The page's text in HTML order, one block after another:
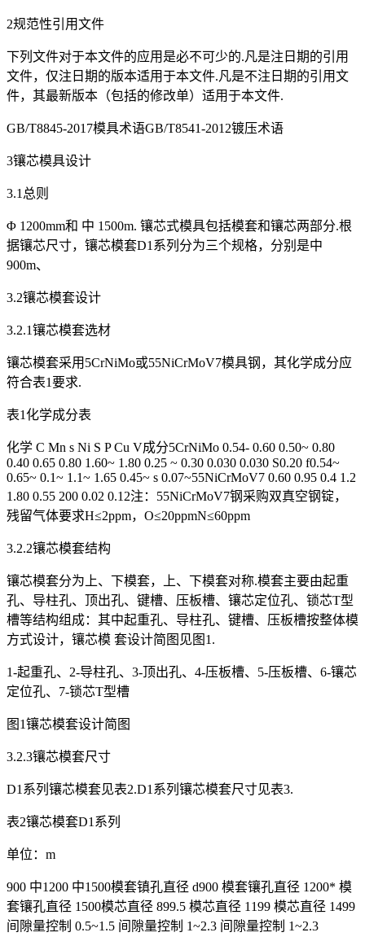
2规范性引用文件
下列文件对于本文件的应用是必不可少的.凡是注日期的引用
文件，仅注日期的版本适用于本文件.凡是不注日期的引用文
件，其最新版本（包括的修改单）适用于本文件.
GB/T8845-2017模具术语GB/T8541-2012镀压术语
3镶芯模具设计
3.1总则
Φ 1200mm和 中 1500m. 镶芯式模具包括模套和镶芯两部分.根
据镶芯尺寸，镶芯模套D1系列分为三个规格，分别是中
900m、
3.2镶芯模套设计
3.2.1镶芯模套选材
镶芯模套采用5CrNiMo或55NiCrMoV7模具钢，其化学成分应
符合表1要求.
表1化学成分表
化学 C Mn s Ni S P Cu V成分5CrNiMo 0.54- 0.60 0.50~ 0.80
0.40 0.65 0.80 1.60~ 1.80 0.25 ~ 0.30 0.030 0.030 S0.20 f0.54~
0.65~ 0.1~ 1.1~ 1.65 0.45~ s 0.07~55NiCrMoV7 0.60 0.95 0.4 1.2
1.80 0.55 200 0.02 0.12注：55NiCrMoV7钢采购双真空钢锭，
残留气体要求H≤2ppm，O≤20ppmN≤60ppm
3.2.2镶芯模套结构
镶芯模套分为上、下模套，上、下模套对称.模套主要由起重
孔、导柱孔、顶出孔、键槽、压板槽、镶芯定位孔、锁芯T型
槽等结构组成：其中起重孔、导柱孔、键槽、压板槽按整体模
方式设计，镶芯模 套设计简图见图1.
1-起重孔、2-导柱孔、3-顶出孔、4-压板槽、5-压板槽、6-镶芯
定位孔、7-锁芯T型槽
图1镶芯模套设计简图
3.2.3镶芯模套尺寸
D1系列镶芯模套见表2.D1系列镶芯模套尺寸见表3.
表2镶芯模套D1系列
单位：m
900 中1200 中1500模套镇孔直径 d900 模套镶孔直径 1200* 模
套镶孔直径 1500模芯直径 899.5 模芯直径 1199 模芯直径 1499
间隙量控制 0.5~1.5 间隙量控制 1~2.3 间隙量控制 1~2.3